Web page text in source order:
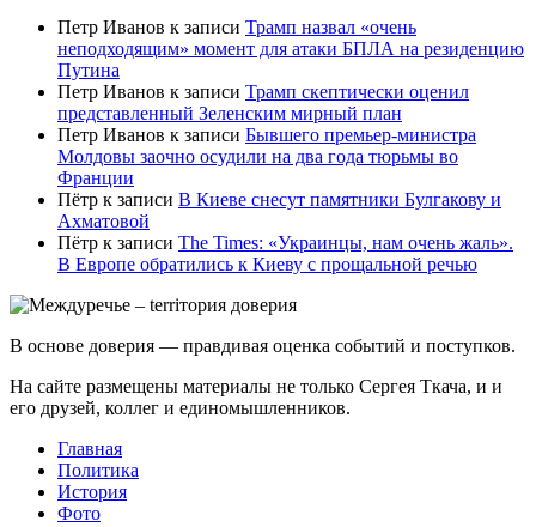
Петр Иванов к записи Трамп назвал «очень
неподходящим» момент для атаки БПЛА на резиденцию
Путина
Петр Иванов к записи Трамп скептически оценил
представленный Зеленским мирный план
Петр Иванов к записи Бывшего премьер-министра
Молдовы заочно осудили на два года тюрьмы во
Франции
Пётр к записи В Киеве снесут памятники Булгакову и
Ахматовой
Пётр к записи Тhe Times: «Украинцы, нам очень жаль».
В Европе обратились к Киеву с прощальной речью
В основе доверия — правдивая оценка событий и поступков.
На сайте размещены материалы не только Сергея Ткача, и и
его друзей, коллег и единомышленников.
Главная
Политика
История
Фото